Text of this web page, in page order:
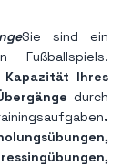
Sie sind ein
Fußballspiels.
Kapazität Ihres
durch
.